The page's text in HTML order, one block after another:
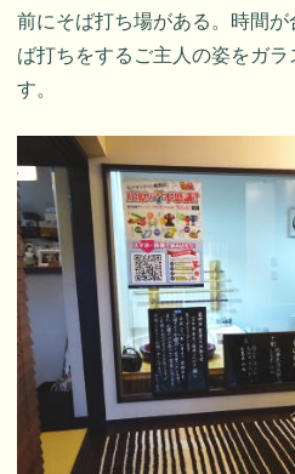
前にそば打ち場がある。時間
ば打ちをするご主人の姿をガラ
す。